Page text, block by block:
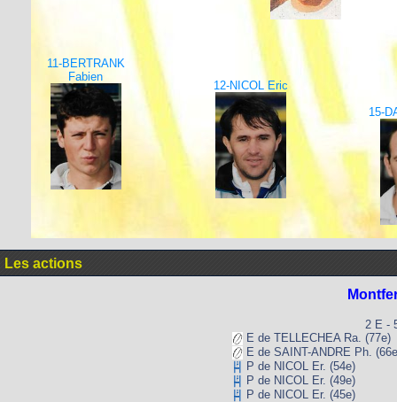
11-BERTRANK
Fabien
12-NICOL Eric
15-
Les actions
2 E -
E de TELLECHEA Ra. (77e)
E de SAINT-ANDRE Ph.
P de NICOL Er. (54e)
P de NICOL Er. (49e)
P de NICOL Er. (45e)